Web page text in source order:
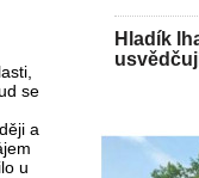
se
a
u
Hladík